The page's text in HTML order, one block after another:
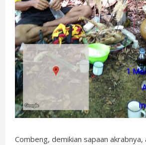
Combeng, demikian sapaan akrabnya,